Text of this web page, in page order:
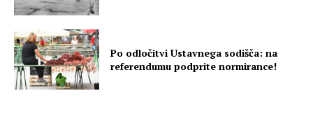
Po odločitvi Ustavnega sodišča: na
referendumu podprite normirance!